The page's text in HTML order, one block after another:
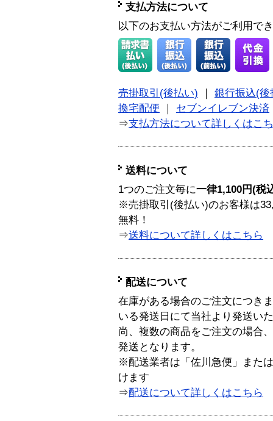
支払方法について
以下のお支払い方法がご利用で
売掛取引(後払い)
銀行振込(後
換宅配便
セブンイレブン決済
⇒支払方法について詳しくはこ
送料について
1つのご注文毎に一律1,100円(税
※売掛取引(後払い)のお客様は
無料！
⇒送料について詳しくはこちら
配送について
在庫がある場合のご注文につき
いる発送日にて当社より発送い
尚、複数の商品をご注文の場合
発送となります。
※配送業者は「佐川急便」また
けます
⇒配送について詳しくはこちら